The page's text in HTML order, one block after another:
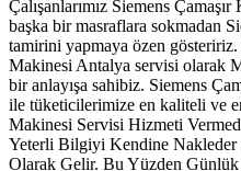
Çalışanlarımız Siemens
başka bir masraflara sokmadan
tamirini yapmaya özen gösteririz.
Makinesi Antalya servisi olarak
bir anlayışa sahibiz. Siemens
ile tüketicilerimize en kaliteli ve
Makinesi Servisi Hizmeti
Yeterli Bilgiyi Kendine Nakleder
Olarak Gelir. Bu Yüzden Günlük